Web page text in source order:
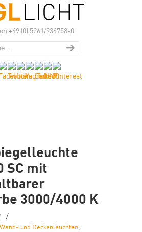
+49 (0) 5261/934758-0
SC mit
3000/4000 K
/
und Deckenleuchten,